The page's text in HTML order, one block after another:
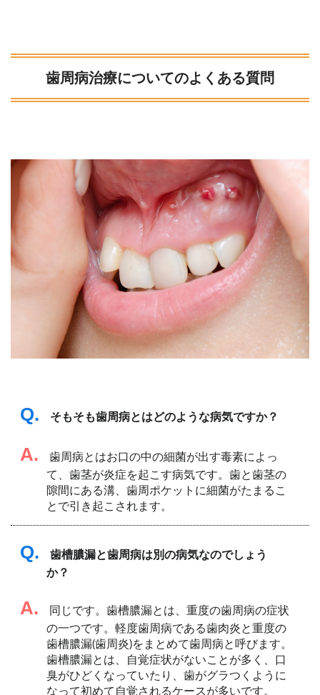
歯周病治療についてのよくある質問
Q. そもそも歯周病とはどのような病気ですか？
A.
歯周病とはお口の中の細菌が出す毒素によっ
て、歯茎が炎症を起こす病気です。歯と歯茎の
隙間にある溝、歯周ポケットに細菌がたまるこ
とで引き起こされます。
Q.
歯槽膿漏と歯周病は別の病気なのでしょう
か？
A.
同じです。歯槽膿漏とは、重度の歯周病の症状
の一つです。軽度歯周病である歯肉炎と重度の
歯槽膿漏(歯周炎)をまとめて歯周病と呼びます。
歯槽膿漏とは、自覚症状がないことが多く、口
臭がひどくなっていたり、歯がグラつくように
なって初めて自覚されるケースが多いです。